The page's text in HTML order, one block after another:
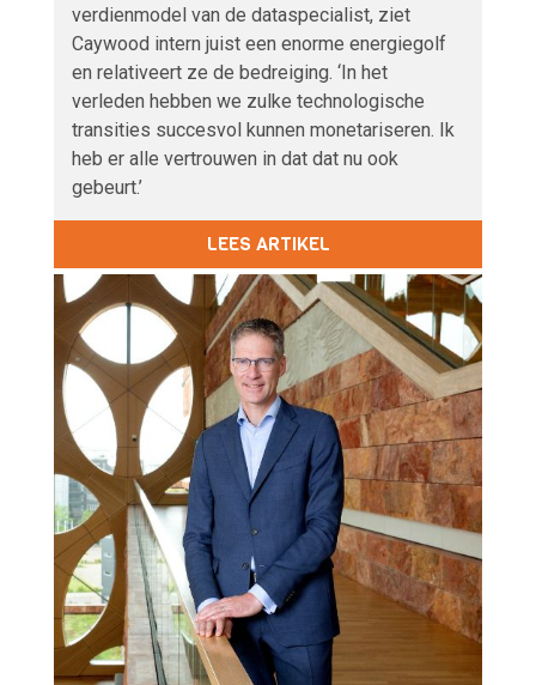
verdienmodel van de dataspecialist, ziet
Caywood intern juist een enorme energiegolf
en relativeert ze de bedreiging. ‘In het
verleden hebben we zulke technologische
transities succesvol kunnen monetariseren. Ik
heb er alle vertrouwen in dat dat nu ook
gebeurt.’
LEES ARTIKEL